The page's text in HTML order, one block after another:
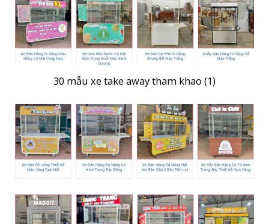
30 mẫu xe take away tham khao (1)